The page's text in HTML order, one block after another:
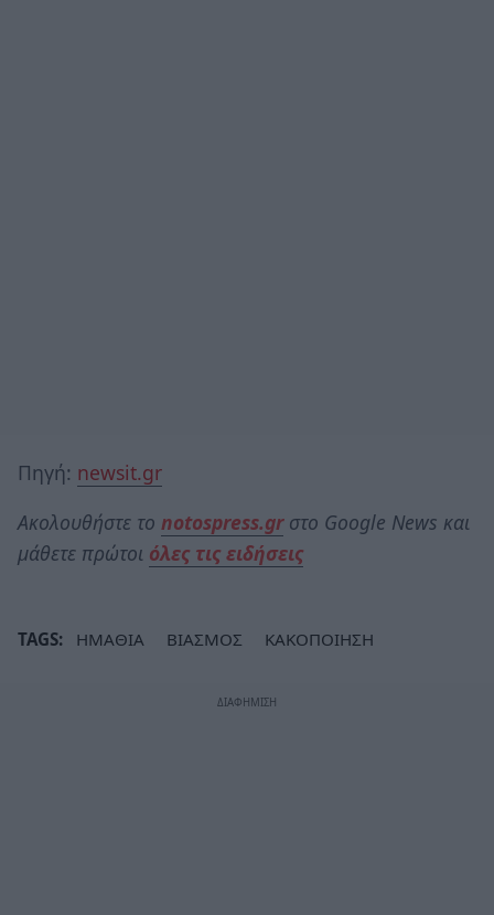
Πηγή: newsit.gr
Ακολουθήστε το notospress.grστο Google News και
μάθετε πρώτοι όλες τις ειδήσεις
TAGS: ΗΜΑΘΙΑ ΒΙΑΣΜΟΣ ΚΑΚΟΠΟΙΗΣΗ